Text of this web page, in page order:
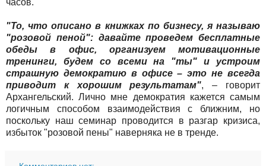
часов.
"То, что описано в книжках по бизнесу, я называю
"розовой пеной": давайте проведем бесплатные
обеды в офис, организуем мотивационные
тренинги, будем со всеми на "ты" и устроим
страшную демократию в офисе – это не всегда
приводит к хорошим результатам", – говорит
Архангельский. Лично мне демократия кажется самым
логичным способом взаимодействия с ближним, но
поскольку наш семинар проводится в разгар кризиса,
избыток "розовой пены" наверняка не в тренде.